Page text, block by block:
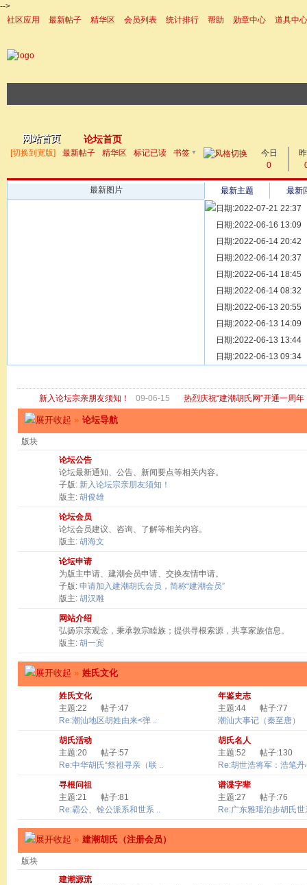
-->
社区应用
最新帖子 精华区 会员列表 统计排行 帮助 勋章中心
道具中心
网站首页 论坛首页
帖子
[切换到宽版] 最新帖子 精华区 标记已读 书签 ▼
今日
0
最新图片 最新主题
最新
日期:2022-07-21 22:37
[ 宗亲新闻 ] 同为宗亲，
日期:2022-06-16 13:09
[ 族谱知识 ] 漫话辈份
日期:2022-06-14 20:42
[ 族谱知识 ] 修族谱的用
日期:2022-06-14 20:37
[ 族谱知识 ] 一元等于多
日期:2022-06-14 18:45
[ 散文随笔 ] 写给远在天
日期:2022-06-14 08:32
[ 宗亲新闻 ] 关于“金鸡落
日期:2022-06-13 20:55
[ 庙堂宗祠 ] 洽礼祖祠
日期:2022-06-13 14:09
[ 庙堂宗祠 ] 京华胡氏二
日期:2022-06-13 13:44
[ 庙堂宗祠 ] 祖祠、家庙
日期:2022-06-13 09:34
新入论坛宗亲朋友须知！ 09-06-15 热烈庆祝“建潮胡氏网”开通一周年
» 论坛导航
版块
论坛公告
论坛最新通知、公告、新闻要点等相关内容。
子版: 新入论坛宗亲朋友须知！
版主: 胡俊雄
论坛会员
论坛会员建议、咨询、了解等相关内容。
版主: 胡海文
论坛申请
为版主申请、建潮会员申请、交换友情申请。
子版: 申请加入建潮胡氏会员，简称“建潮会员”
版主: 胡汉雕
网站介绍
弘扬宗亲观念，秉承敦宗睦族；提供寻根索源，共享家族信息。
版主: 胡一宾
» 姓氏文化
姓氏文化
主题:22
帖子:47
Re:潮汕地区胡姓由来<弹 ..
年鉴史志
主题:44
帖子:77
潮汕大事记（秦至唐）
胡氏活动
主题:20
帖子:57
Re:中华胡氏“祭祖寻亲（联 ..
胡氏名人
主题:52
帖子:130
Re:胡世浩将军：浩笔丹
寻根问祖
主题:21
帖子:81
Re:霸公、铨公派系和世系 ..
谱谍字辈
主题:27
帖子:76
Re:广东雅瑶泊步胡氏世
» 建潮胡氏（注册会员）
版块
建潮源流